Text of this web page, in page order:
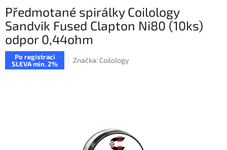
Předmotané spirálky Coilology
Sandvik Fused Clapton Ni80 (10ks)
odpor 0,44ohm
Po registraci
SLEVA min. 2%
Značka: Coilology